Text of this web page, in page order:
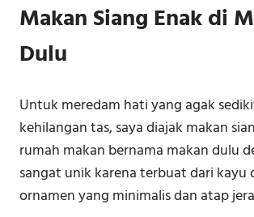
Makan Siang Enak di
Dulu
Untuk meredam hati yang agak
kehilangan tas, saya diajak makan
rumah makan bernama makan dulu
sangat unik karena terbuat dari kayu
ornamen yang minimalis dan atap